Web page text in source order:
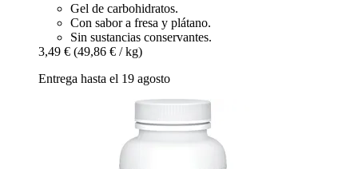
Gel de carbohidratos.
Con sabor a fresa y plátano.
Sin sustancias conservantes.
3,49 € (49,86 € / kg)
Entrega hasta el 19 agosto